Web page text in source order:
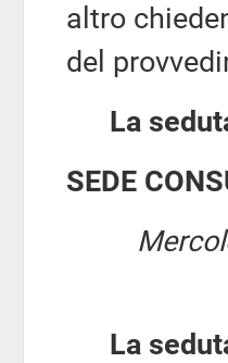
altro
del
La
SEDE
La